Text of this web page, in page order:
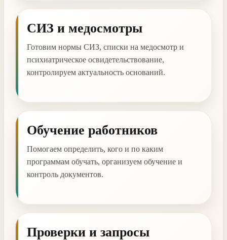
СИЗ и медосмотры
Готовим нормы СИЗ, списки на медосмотр и
психиатрическое освидетельствование,
контролируем актуальность оснований.
Обучение работников
Помогаем определить, кого и по каким
программам обучать, организуем обучение и
контроль документов.
Проверки и запросы